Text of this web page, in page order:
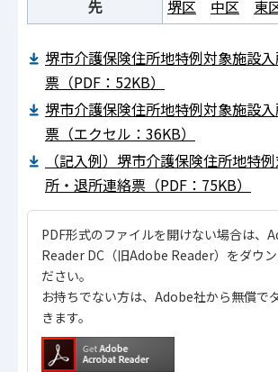
先
堺区
中区 東
堺市介護保険住所地特例対象施設
票（PDF：52KB）
堺市介護保険住所地特例対象施設
票（エクセル：36KB）
（記入例）堺市介護保険住所地特
所・退所連絡票（PDF：75KB）
PDF形式のファイルを開けない場合は、
Reader DC（旧Adobe Reader）をダウ
ださい。
お持ちでない方は、Adobe社から無償で
きます。